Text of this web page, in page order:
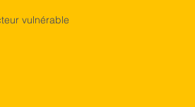
vulnérable